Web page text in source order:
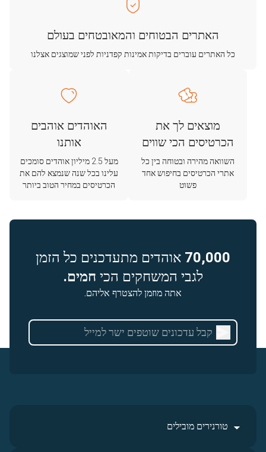
האתרים הבטוחים והמאובטחים בעולם
כל האתרים עוברים בדיקות אמינות קפדניות לפני שמוצגים אצלנו
מוצאים לך את
הכרטיסים הכי שווים
השוואה מהירה ובטוחה בין כל
אתרי הכרטיסים בחיפוש אחד
פשוט
האוהדים אוהבים
אותנו
מעל 2.5 מיליון אוהדים סומכים
עלינו בכל שנה שנמצא להם את
הכרטיסים במחיר הטוב ביותר
70,000 אוהדים מתעדכנים כל הזמן
לגבי המשחקים הכי חמים.
אתה מוזמן להצטרף אליהם.
טורנירים מובילים